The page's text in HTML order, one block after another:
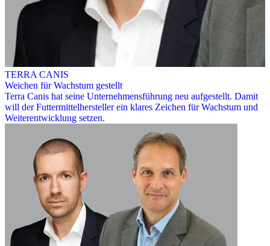
TERRA CANIS
Weichen für Wachstum gestellt
Terra Canis hat seine Unternehmensführung neu aufgestellt. Damit
will der Futtermittelhersteller ein klares Zeichen für Wachstum und
Weiterentwicklung setzen.